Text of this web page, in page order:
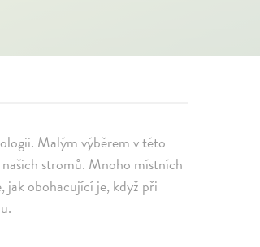
Malým výběrem v této
stromů. Mnoho místních
jak obohacující je, když při